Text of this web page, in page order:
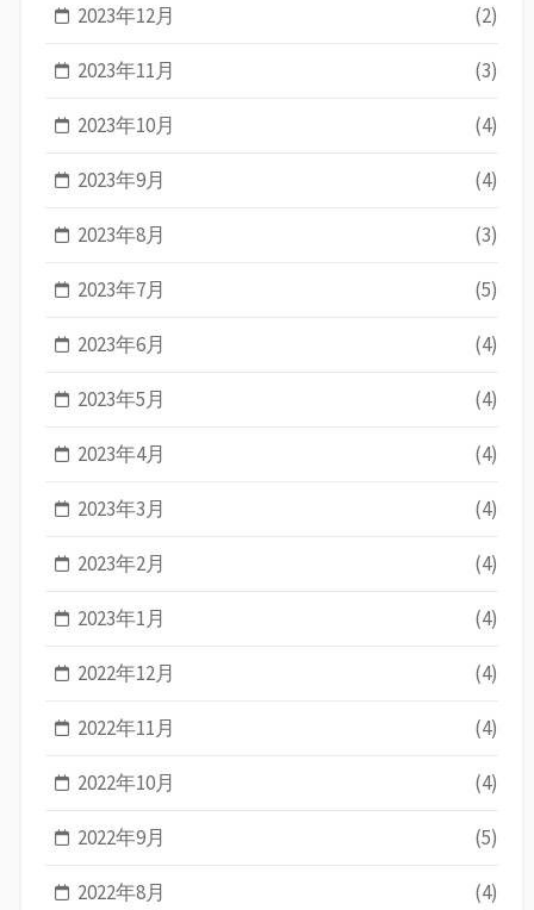
2023年12月 (2)
2023年11月 (3)
2023年10月 (4)
2023年9月 (4)
2023年8月 (3)
2023年7月 (5)
2023年6月 (4)
2023年5月 (4)
2023年4月 (4)
2023年3月 (4)
2023年2月 (4)
2023年1月 (4)
2022年12月 (4)
2022年11月 (4)
2022年10月 (4)
2022年9月 (5)
2022年8月 (4)